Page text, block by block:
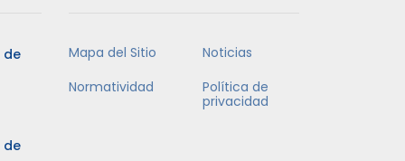
de
de
Mapa del Sitio
Noticias
Normatividad
Política de
privacidad